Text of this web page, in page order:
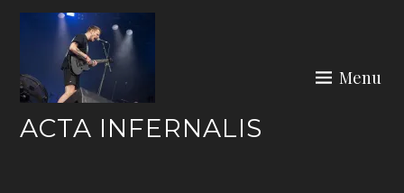
Skip
ACTA INFERNALIS
Menu